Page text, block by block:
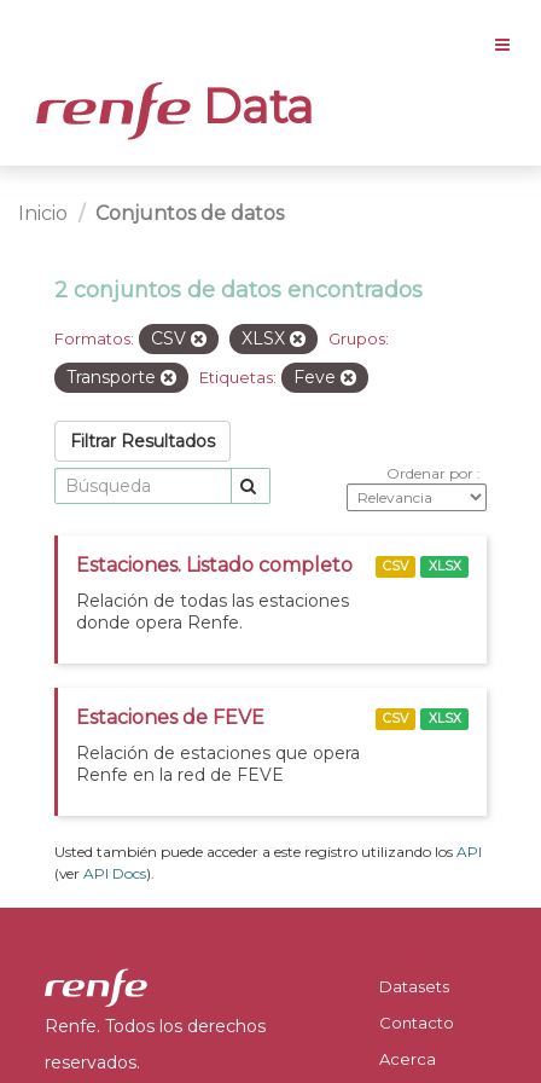
Data
Inicio Conjuntos de datos
2 conjuntos de datos encontrados
Formatos: CSV XLSX Grupos:
Transporte Etiquetas: Feve
Filtrar Resultados
Ordenar por
Estaciones. Listado completo
Relación de todas las estaciones
donde opera Renfe.
CSV XLSX
Estaciones de FEVE
Relación de estaciones que opera
Renfe en la red de FEVE
CSV XLSX
Usted también puede acceder a este registro utilizando los API
(ver API Docs).
Renfe. Todos los derechos
reservados.
Datasets
Contacto
Acerca